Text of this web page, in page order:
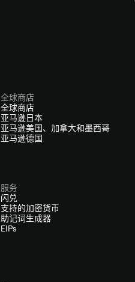
全球商店
全球商店
亚马逊日本
亚马逊美国、加拿大和墨西哥
亚马逊德国
服务
闪兑
支持的加密货币
助记词生成器
EIPs